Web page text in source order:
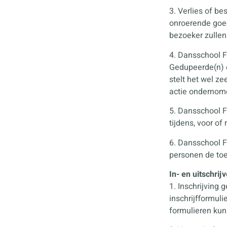
3. Verlies of
onroerende
bezoeker
4. Dansschool
stelt het wel
actie
5. Dansschool
tijdens, voor of
6. Dansschool
personen de
In- en
1. Inschrijving
formulieren